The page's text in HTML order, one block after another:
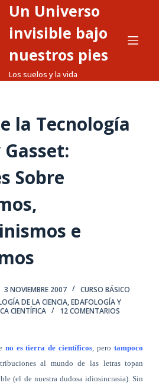
Un Universo
invisible bajo
nuestros pies
Los suelos y la vida
la Tecnología
Sobre
e
3 NOVIEMBRE 2007
CURSO BÁSICO
DE LA CIENCIA,EDAFOLOGÍA Y
CIENTÍFICA 12 COMENTARIOS
no es tierra de científicos , pero tampoco
al mundo de las letras topan
(el de nuestra dudosa idiosincrasia). Sin